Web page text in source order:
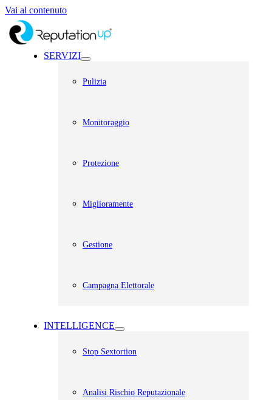
Vai al contenuto
SERVIZI
Pulizia
Monitoraggio
Protezione
Miglioramente
Gestione
Campagna Elettorale
INTELLIGENCE
Stop Sextortion
Analisi Rischio Reputazionale​